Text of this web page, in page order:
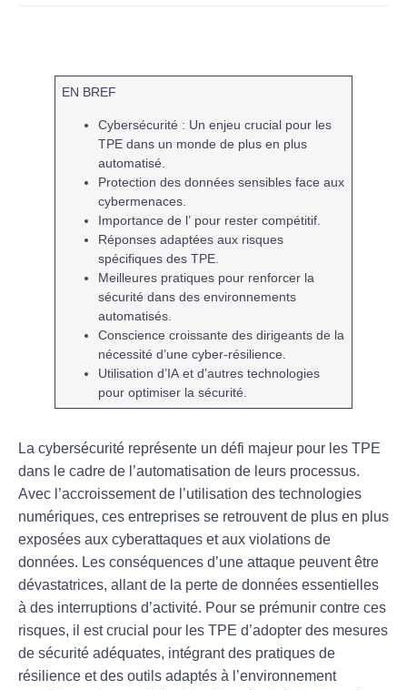
EN BREF
Cybersécurité : Un enjeu crucial pour les
TPE dans un monde de plus en plus
automatisé.
Protection desdonnées sensibles face aux
cybermenaces.
Importance de l’ pour rester compétitif.
Réponses adaptées aux risques
spécifiques desTPE
Meilleures pratiques pour renforcer la
sécurité dans des environnements
automatisés.
Conscience croissante des dirigeants de la
nécessité d’unecyber-résilience
Utilisation d’IA et d’autres technologies
pour optimiser la sécurité.
La cybersécurité représente un défi majeur pour les TPE
dans le cadre de l’automatisation de leurs processus.
Avec l’accroissement de l’utilisation des technologies
numériques, ces entreprises se retrouvent de plus en plus
exposées aux cyberattaques et aux violations de
données. Les conséquences d’une attaque peuvent être
dévastatrices, allant de la perte de données essentielles
à des interruptions d’activité. Pour se prémunir contre ces
risques, il est crucial pour les TPE d’adopter des mesures
de sécurité adéquates, intégrant des pratiques de
résilience et des outils adaptés à l’environnement